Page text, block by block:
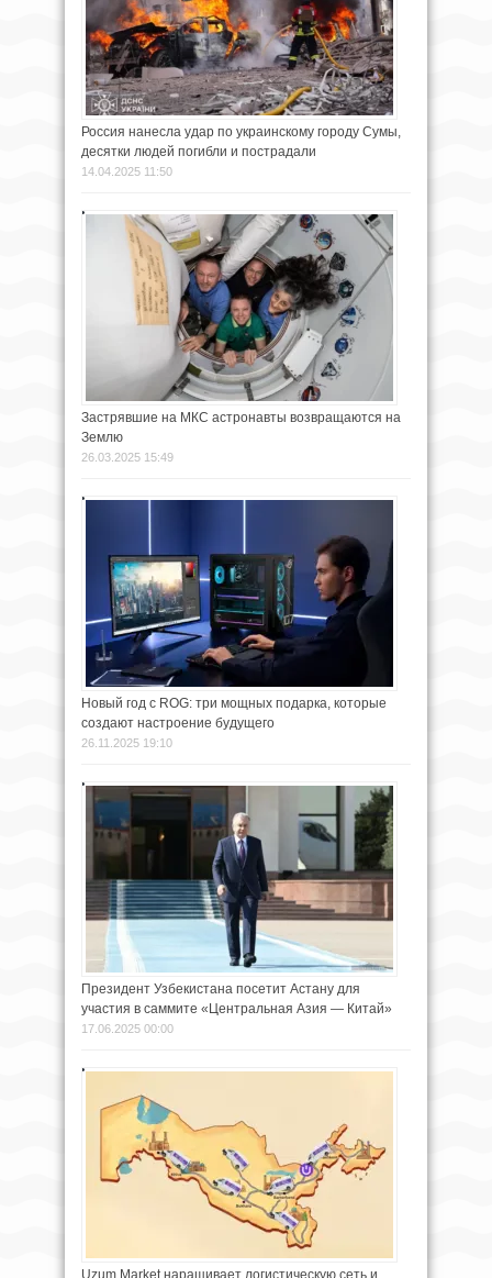
Россия нанесла удар по украинскому городу Сумы,
десятки людей погибли и пострадали
14.04.2025 11:50
Застрявшие на МКС астронавты возвращаются на
Землю
26.03.2025 15:49
Новый год с ROG: три мощных подарка, которые
создают настроение будущего
26.11.2025 19:10
Президент Узбекистана посетит Астану для
участия в саммите «Центральная Азия — Китай»
17.06.2025 00:00
Uzum Market наращивает логистическую сеть и